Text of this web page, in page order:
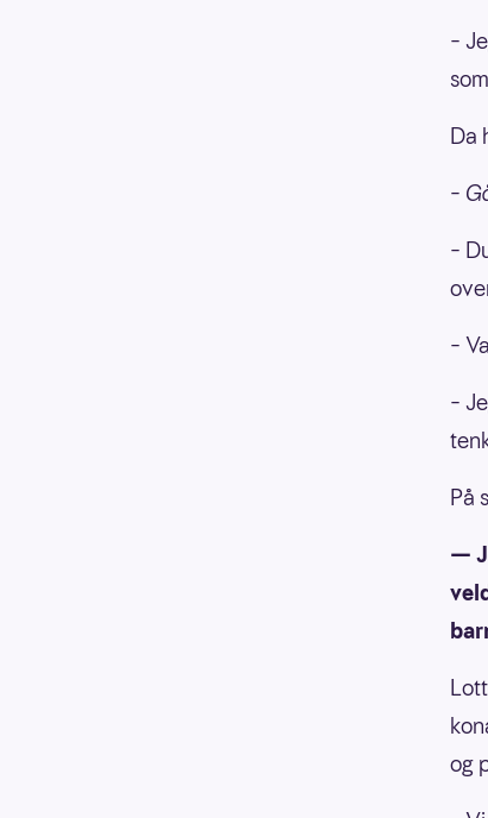
–
Da
–
–
–
–
På
—
og